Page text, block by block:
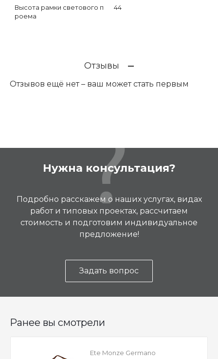
Высота рамки светового п
роема
44
Отзывы
Отзывов ещё нет – ваш может стать первым
Нужна консультация?
Подробно расскажем о наших услугах, видах
работ и типовых проектах, рассчитаем
стоимость и подготовим индивидуальное
предложение!
Задать вопрос
Ранее вы смотрели
Ete Monze Germano